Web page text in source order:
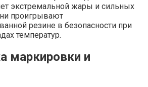
экстремальной жары и сильных
проигрывают
резине в безопасности при
температур.
маркировки и